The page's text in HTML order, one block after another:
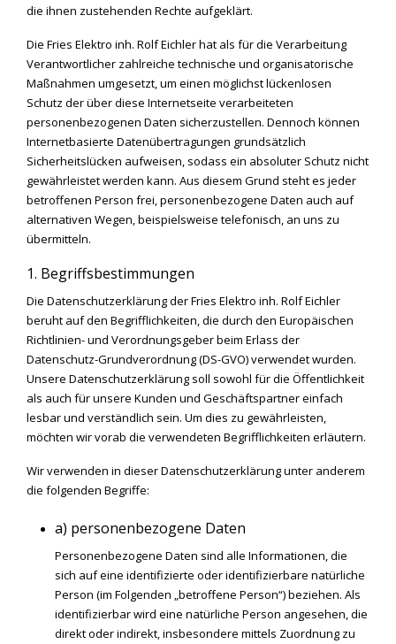
die ihnen zustehenden Rechte aufgeklärt.
Die Fries Elektro inh. Rolf Eichler hat als für die Verarbeitung
Verantwortlicher zahlreiche technische und organisatorische
Maßnahmen umgesetzt, um einen möglichst lückenlosen
Schutz der über diese Internetseite verarbeiteten
personenbezogenen Daten sicherzustellen. Dennoch können
Internetbasierte Datenübertragungen grundsätzlich
Sicherheitslücken aufweisen, sodass ein absoluter Schutz nicht
gewährleistet werden kann. Aus diesem Grund steht es jeder
betroffenen Person frei, personenbezogene Daten auch auf
alternativen Wegen, beispielsweise telefonisch, an uns zu
übermitteln.
1. Begriffsbestimmungen
Die Datenschutzerklärung der Fries Elektro inh. Rolf Eichler
beruht auf den Begrifflichkeiten, die durch den Europäischen
Richtlinien- und Verordnungsgeber beim Erlass der
Datenschutz-Grundverordnung (DS-GVO) verwendet wurden.
Unsere Datenschutzerklärung soll sowohl für die Öffentlichkeit
als auch für unsere Kunden und Geschäftspartner einfach
lesbar und verständlich sein. Um dies zu gewährleisten,
möchten wir vorab die verwendeten Begrifflichkeiten erläutern.
Wir verwenden in dieser Datenschutzerklärung unter anderem
die folgenden Begriffe:
a) personenbezogene Daten
Personenbezogene Daten sind alle Informationen, die
sich auf eine identifizierte oder identifizierbare natürliche
Person (im Folgenden „betroffene Person“) beziehen. Als
identifizierbar wird eine natürliche Person angesehen, die
direkt oder indirekt, insbesondere mittels Zuordnung zu